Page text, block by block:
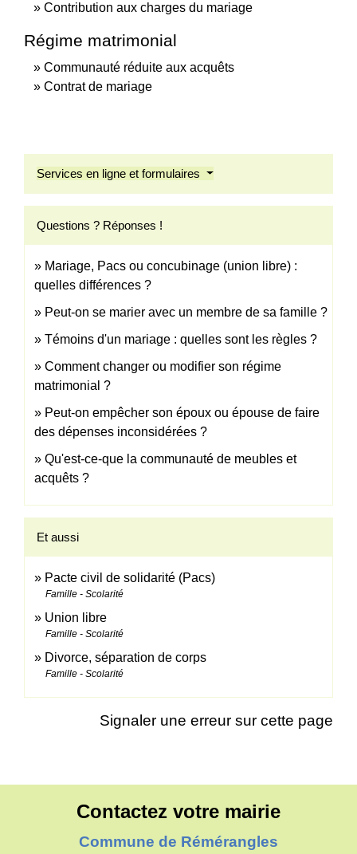
Contribution aux charges du mariage
Régime matrimonial
Communauté réduite aux acquêts
Contrat de mariage
Services en ligne et formulaires
Questions ? Réponses !
Mariage, Pacs ou concubinage (union libre) :
quelles différences ?
Peut-on se marier avec un membre de sa famille ?
Témoins d'un mariage : quelles sont les règles ?
Comment changer ou modifier son régime
matrimonial ?
Peut-on empêcher son époux ou épouse de faire
des dépenses inconsidérées ?
Qu'est-ce-que la communauté de meubles et
acquêts ?
Et aussi
Pacte civil de solidarité (Pacs)
Famille - Scolarité
Union libre
Famille - Scolarité
Divorce, séparation de corps
Famille - Scolarité
Signaler une erreur sur cette page
Contactez votre mairie
Commune de Rémérangles